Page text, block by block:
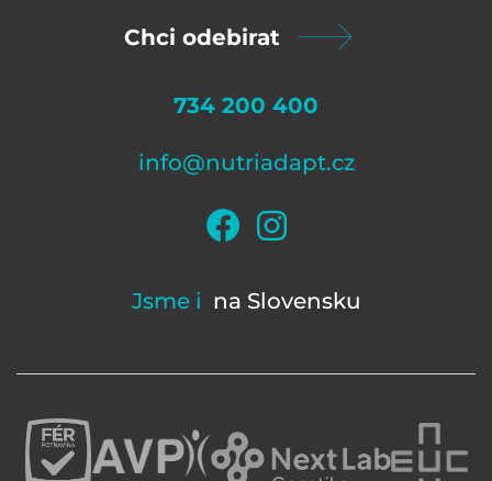
Chci odebirat
734 200 400
info@nutriadapt.cz
Jsme i na Slovensku